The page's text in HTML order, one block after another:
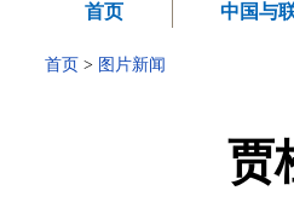
首页 中国与
首页 > 图片新闻
贾